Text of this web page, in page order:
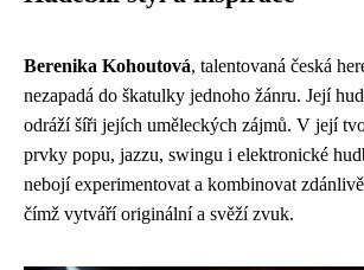
Berenika Kohoutová, talentovaná česká
nezapadá do škatulky jednoho žánru. Její
odráží šíři jejích uměleckých zájmů. V její
prvky popu, jazzu, swingu i elektronické
nebojí experimentovat a kombinovat
čímž vytváří originální a svěží zvuk.